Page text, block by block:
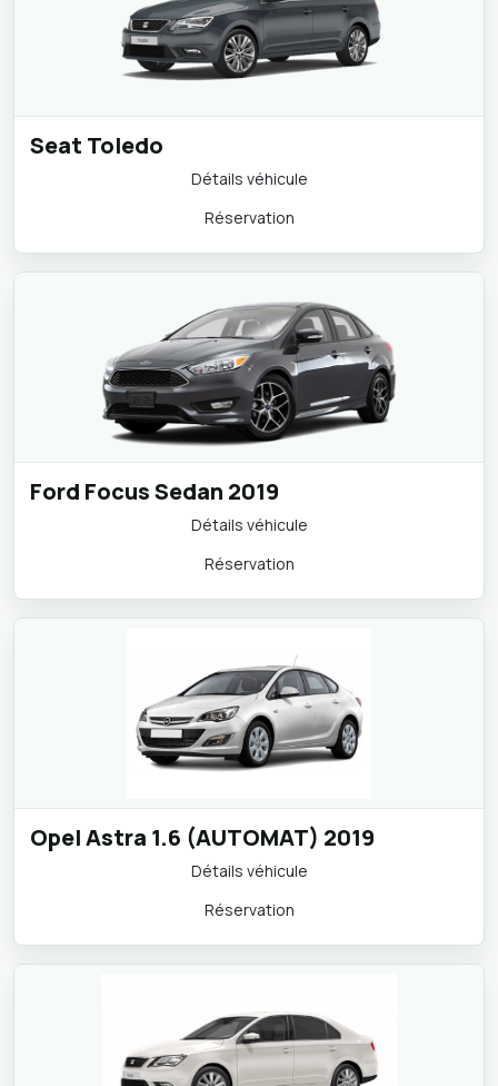
Détails véhicule
Ford Focus Sedan 2019
Détails véhicule
Opel Astra 1.6 (AUTOMAT) 2019
Détails véhicule